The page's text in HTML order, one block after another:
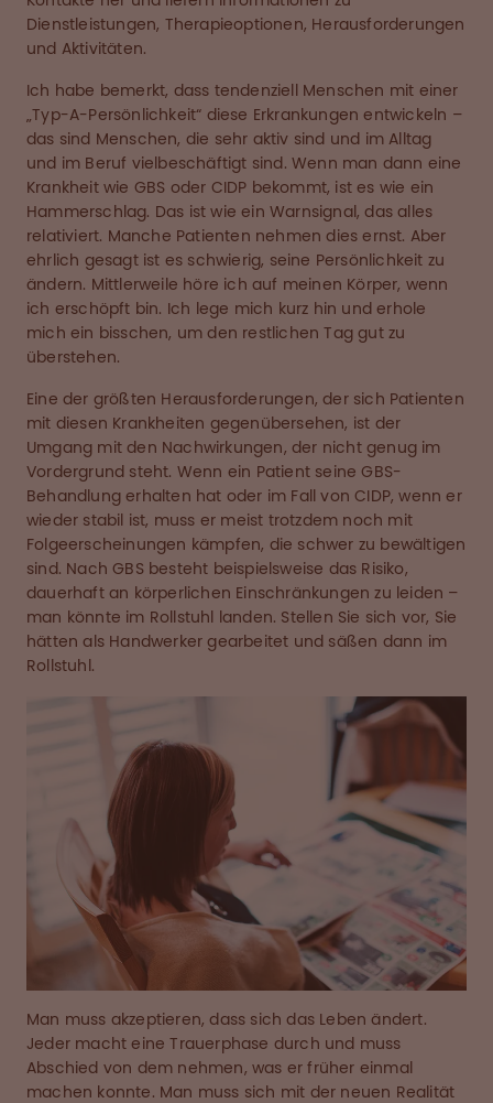
Dienstleistungen, Therapieoptionen, Herausforderungen
und Aktivitäten.
Ich habe bemerkt, dass tendenziell Menschen mit einer
„Typ-A-Persönlichkeit“ diese Erkrankungen entwickeln –
das sind Menschen, die sehr aktiv sind und im Alltag
und im Beruf vielbeschäftigt sind. Wenn man dann eine
Krankheit wie GBS oder CIDP bekommt, ist es wie ein
Hammerschlag. Das ist wie ein Warnsignal, das alles
relativiert. Manche Patienten nehmen dies ernst. Aber
ehrlich gesagt ist es schwierig, seine Persönlichkeit zu
ändern. Mittlerweile höre ich auf meinen Körper, wenn
ich erschöpft bin. Ich lege mich kurz hin und erhole
mich ein bisschen, um den restlichen Tag gut zu
überstehen.
Eine der größten Herausforderungen, der sich Patienten
mit diesen Krankheiten gegenübersehen, ist der
Umgang mit den Nachwirkungen, der nicht genug im
Vordergrund steht. Wenn ein Patient seine GBS-
Behandlung erhalten hat oder im Fall von CIDP, wenn er
wieder stabil ist, muss er meist trotzdem noch mit
Folgeerscheinungen kämpfen, die schwer zu bewältigen
sind. Nach GBS besteht beispielsweise das Risiko,
dauerhaft an körperlichen Einschränkungen zu leiden –
man könnte im Rollstuhl landen. Stellen Sie sich vor, Sie
hätten als Handwerker gearbeitet und säßen dann im
Rollstuhl.
Man muss akzeptieren, dass sich das Leben ändert.
Jeder macht eine Trauerphase durch und muss
Abschied von dem nehmen, was er früher einmal
machen konnte. Man muss sich mit der neuen Realität